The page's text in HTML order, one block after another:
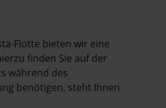
Flotte bieten wir eine
finden Sie auf der
während des
benötigen, steht Ihnen